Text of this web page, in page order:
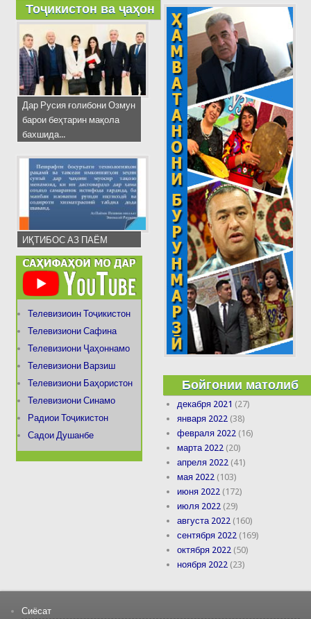
Тоҷикистон ва ҷаҳон
Дар Русия ғолибони Озмун
барои беҳтарин мақола
бахшида...
ИҚТИБОС АЗ ПАЁМ
Телевизиоин Тоҷикистон
Телевизиони Сафина
Телевизиони Ҷаҳоннамо
Телевизиони Варзиш
Телевизиони Баҳористон
Телевизиони Синамо
Радиои Тоҷикистон
Садои Душанбе
Бойгонии матолиб
декабря 2021 (27)
января 2022 (38)
февраля 2022 (16)
марта 2022 (20)
апреля 2022 (41)
мая 2022 (103)
июня 2022 (172)
июля 2022 (29)
августа 2022 (160)
сентября 2022 (169)
октября 2022 (50)
ноября 2022 (23)
Сиёсат